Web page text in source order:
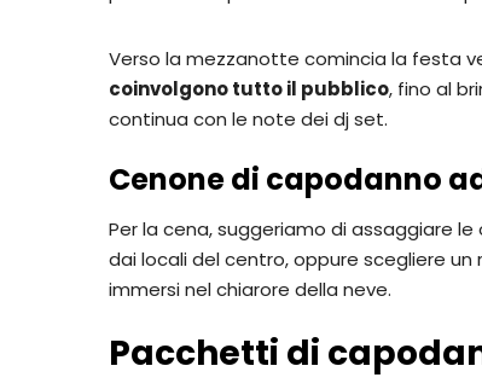
Verso la mezzanotte comincia la festa
coinvolgono tutto il pubblico, fino al
continua con le note dei dj set.
Cenone di capodanno
Per la cena, suggeriamo di assaggiare
dai locali del centro, oppure scegliere
immersi nel chiarore della neve.
Pacchetti di